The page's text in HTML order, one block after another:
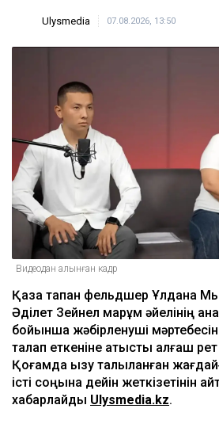
Ulysmedia 07.08.2026, 13:50
Видеодан алынған кадр
Қаза тапқан фельдшер Ұлдана
Әділет Зейнел марқұм әйелінің
бойынша жәбірленуші
талап еткеніне қатысты алғаш рет
Қоғамда қызу талқыланған
істі соңына дейін жеткізетінін
хабарлайды Ulysmedia.kz.